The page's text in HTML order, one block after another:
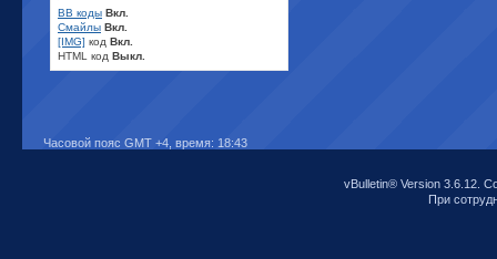
BB коды Вкл.
Смайлы Вкл.
[IMG] код Вкл.
HTML код Выкл.
Часовой пояс GMT +4, время: 18:43
vBulletin® Version 3.6.12.
При